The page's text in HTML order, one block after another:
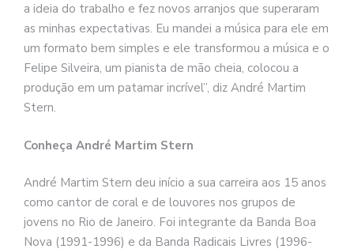
a ideia do trabalho e fez novos arranjos que superaram
as minhas expectativas. Eu mandei a música para ele em
um formato bem simples e ele transformou a música e o
Felipe Silveira, um pianista de mão cheia, colocou a
produção em um patamar incrível”, diz André Martim
Stern.
Conheça André Martim Stern
André Martim Stern deu início a sua carreira aos 15 anos
como cantor de coral e de louvores nos grupos de
jovens no Rio de Janeiro. Foi integrante da Banda Boa
Nova (1991-1996) e da Banda Radicais Livres (1996-